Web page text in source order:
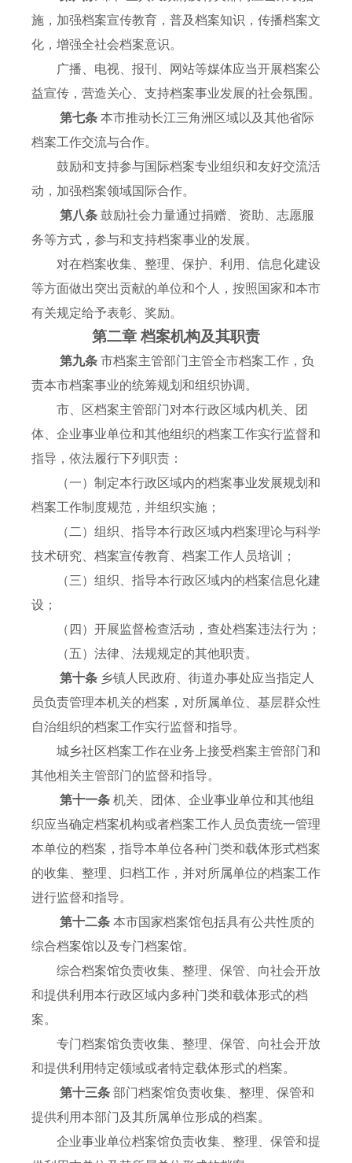
施，加强档案宣传教育，普及档案知识，传播档案文
化，增强全社会档案意识。
广播、电视、报刊、网站等媒体应当开展档案公
益宣传，营造关心、支持档案事业发展的社会氛围。
第七条 本市推动长江三角洲区域以及其他省际
档案工作交流与合作。
鼓励和支持参与国际档案专业组织和友好交流活
动，加强档案领域国际合作。
第八条 鼓励社会力量通过捐赠、资助、志愿服
务等方式，参与和支持档案事业的发展。
对在档案收集、整理、保护、利用、信息化建设
等方面做出突出贡献的单位和个人，按照国家和本市
有关规定给予表彰、奖励。
第二章 档案机构及其职责
第九条 市档案主管部门主管全市档案工作，负
责本市档案事业的统筹规划和组织协调。
市、区档案主管部门对本行政区域内机关、团
体、企业事业单位和其他组织的档案工作实行监督和
指导，依法履行下列职责：
（一）制定本行政区域内的档案事业发展规划和
档案工作制度规范，并组织实施；
（二）组织、指导本行政区域内档案理论与科学
技术研究、档案宣传教育、档案工作人员培训；
（三）组织、指导本行政区域内的档案信息化建
设；
（四）开展监督检查活动，查处档案违法行为；
（五）法律、法规规定的其他职责。
第十条 乡镇人民政府、街道办事处应当指定人
员负责管理本机关的档案，对所属单位、基层群众性
自治组织的档案工作实行监督和指导。
城乡社区档案工作在业务上接受档案主管部门和
其他相关主管部门的监督和指导。
第十一条 机关、团体、企业事业单位和其他组
织应当确定档案机构或者档案工作人员负责统一管理
本单位的档案，指导本单位各种门类和载体形式档案
的收集、整理、归档工作，并对所属单位的档案工作
进行监督和指导。
第十二条 本市国家档案馆包括具有公共性质的
综合档案馆以及专门档案馆。
综合档案馆负责收集、整理、保管、向社会开放
和提供利用本行政区域内多种门类和载体形式的档
案。
专门档案馆负责收集、整理、保管、向社会开放
和提供利用特定领域或者特定载体形式的档案。
第十三条 部门档案馆负责收集、整理、保管和
提供利用本部门及其所属单位形成的档案。
企业事业单位档案馆负责收集、整理、保管和提